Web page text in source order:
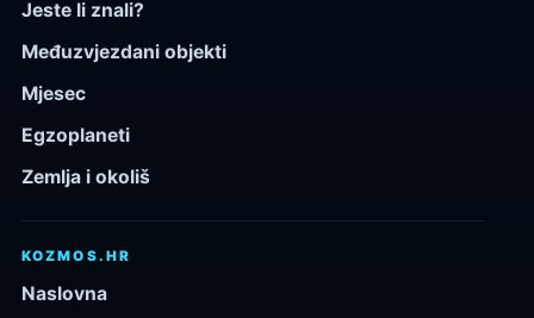
Jeste li znali?
Međuzvjezdani objekti
Mjesec
Egzoplaneti
Zemlja i okoliš
KOZMOS.HR
Naslovna